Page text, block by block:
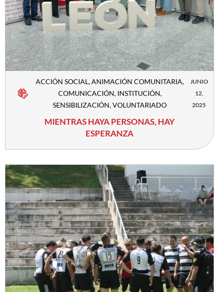
ACCIÓN SOCIAL,ANIMACIÓN COMUNITARIA,
COMUNICACIÓN, INSTITUCIÓN,
SENSIBILIZACIÓN,VOLUNTARIADO
JUNIO
12,
2025
MIENTRAS HAYA PERSONAS, HAY
ESPERANZA